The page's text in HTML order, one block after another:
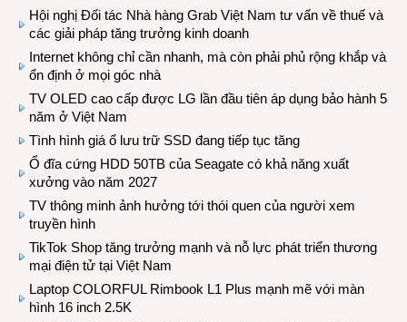
Hội nghị Đối tác Nhà hàng Grab Việt Nam tư vấn về thuế và
các giải pháp tăng trưởng kinh doanh
Internet không chỉ cần nhanh, mà còn phải phủ rộng khắp và
ổn định ở mọi góc nhà
TV OLED cao cấp được LG lần đầu tiên áp dụng bảo hành 5
năm ở Việt Nam
Tình hình giá ổ lưu trữ SSD đang tiếp tục tăng
Ổ đĩa cứng HDD 50TB của Seagate có khả năng xuất
xưởng vào năm 2027
TV thông minh ảnh hưởng tới thói quen của người xem
truyền hình
TikTok Shop tăng trưởng mạnh và nỗ lực phát triển thương
mại điện tử tại Việt Nam
Laptop COLORFUL Rimbook L1 Plus mạnh mẽ với màn
hình 16 inch 2.5K